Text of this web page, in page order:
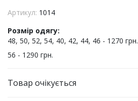
Артикул: 1014
Розмір одягу:
48, 50, 52, 54, 40, 42, 44, 46 - 1270 грн.
56 - 1290 грн.
Товар очікується